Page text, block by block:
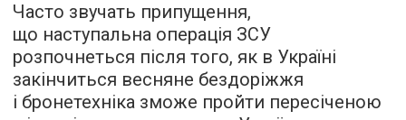
Часто звучать припущення,
що наступальна операція ЗСУ
розпочнеться після того, як в Україні
закінчиться весняне бездоріжжя
і бронетехніка зможе пройти пересіченою